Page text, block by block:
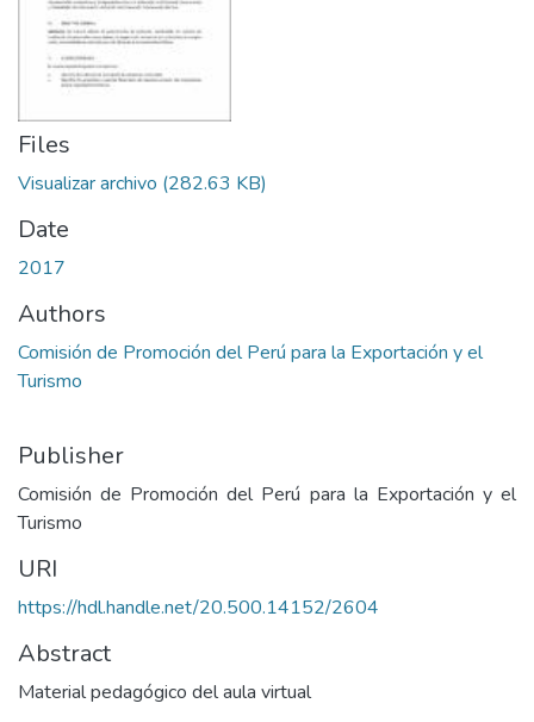
Files
Visualizar archivo (282.63 KB)
Date
2017
Authors
Comisión de Promoción del Perú para la Exportación y el
Turismo
Publisher
Comisión de Promoción del Perú para la Exportación y el
Turismo
URI
https://hdl.handle.net/20.500.14152/2604
Abstract
Material pedagógico del aula virtual